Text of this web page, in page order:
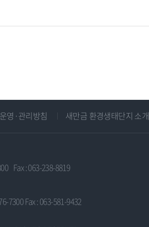
영·관리방침 새만금 환경생태단지 소개
Fax : 063-238-8819
7300Fax : 063-581-9432